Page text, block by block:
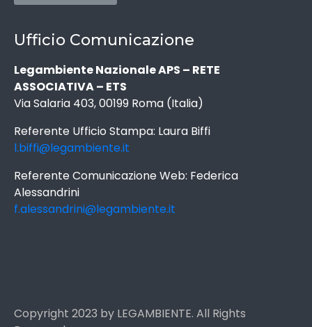
Ufficio Comunicazione
Legambiente Nazionale APS – RETE
ASSOCIATIVA – ETS
Via Salaria 403, 00199 Roma (Italia)
Referente Ufficio Stampa: Laura Biffi
l.biffi@legambiente.it
Referente Comunicazione Web: Federica
Alessandrini
f.alessandrini@legambiente.it
Copyright 2023 by LEGAMBIENTE. All Rights